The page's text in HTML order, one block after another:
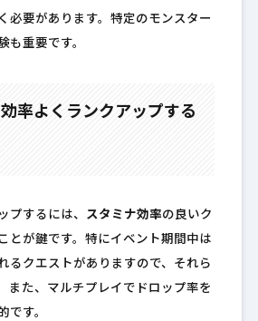
必要があります。特定のモンスター
も重要です。
率よくランクアップする
プするには、 スタミナ効率の良いク
とが鍵です。特にイベント期間中は
るクエストがありますので、それら
また、マルチプレイでドロップ率を
です。